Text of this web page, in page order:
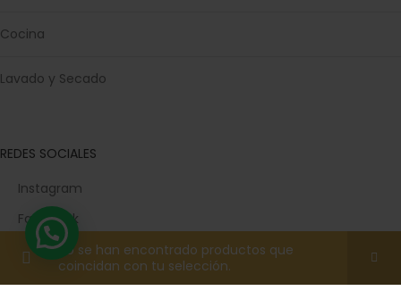
No se han encontrado productos que
coincidan con tu selección.
Cocina
Lavado y Secado
REDES SOCIALES
Instagram
Facebook
TikTok